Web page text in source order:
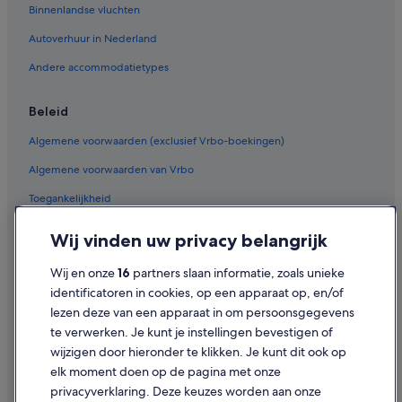
Avonturen in Breda
Hotels met airconditioning in Breda
Strand in Breda
Golf in Breda
Hotels voor shoppers in Breda
Hotels met zwembad in Breda
Duurzame in Breda
Hotels met fitnessruimte in Breda
Binnenlandse vluchten
Autoverhuur in Nederland
Andere accommodatietypes
Beleid
Algemene voorwaarden (exclusief Vrbo-boekingen)
Algemene voorwaarden van Vrbo
Toegankelijkheid
Gebruiksvoorwaarden
Juridische informatie/Contact
Inhoudsrichtlijnen en inhoud rapporteren
Hulp
Wij vinden uw privacy belangrijk
Wij en onze16 partners slaan informatie, zoals unieke
identificatoren in cookies, op een apparaat op, en/of
lezen deze van een apparaat in om persoonsgegevens
te verwerken. Je kunt je instellingen bevestigen of
wijzigen door hieronder te klikken. Je kunt dit ook op
elk moment doen op de pagina met onze
privacyverklaring. Deze keuzes worden aan onze